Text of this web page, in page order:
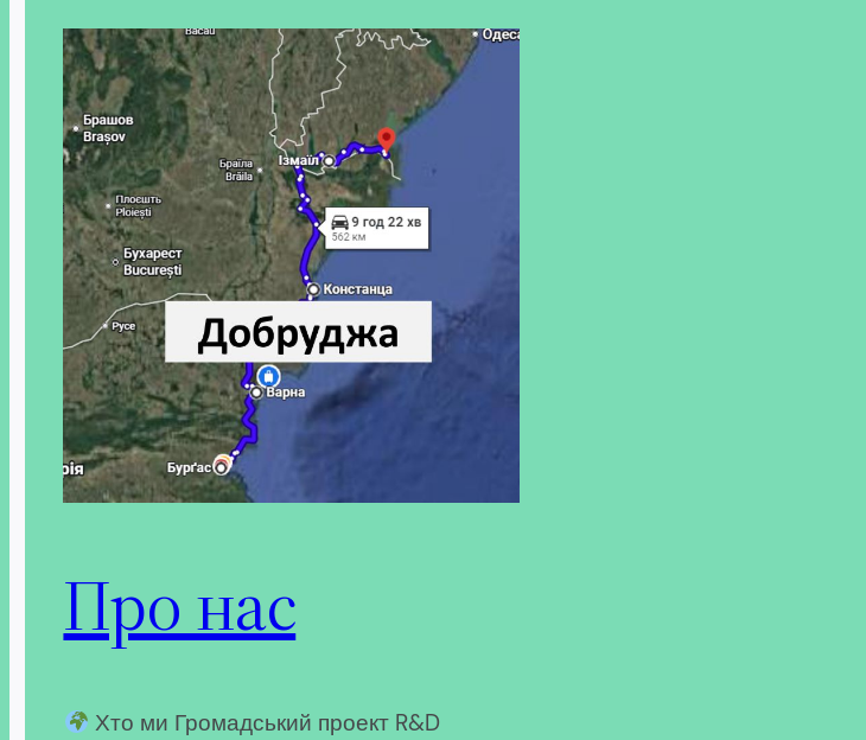
Про нас
Хто ми Громадський проект R&D